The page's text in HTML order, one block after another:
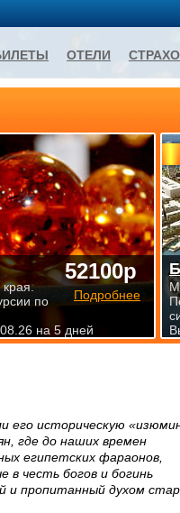
его историческую
где до наших времен
египетских фараонов,
в честь богов и богинь
и пропитанный духом
52100р
Подробнее
по
на 5 дней
ОТЕЛИ